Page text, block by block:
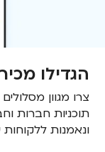
הגדילו
צרו מגוון
תוכניות חברות
ונאמנות